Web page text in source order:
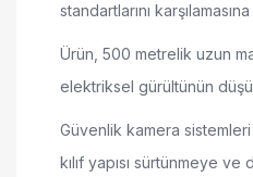
standartlarını
Ürün, 500 metrelik uzun
elektriksel gürültünün
Güvenlik kamera sistemleri
kılıf yapısı sürtünmeye ve